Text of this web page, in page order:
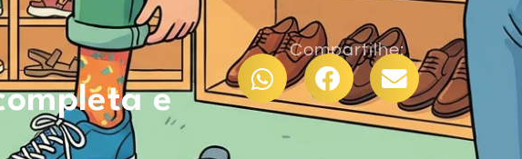
e
Compartilhe: